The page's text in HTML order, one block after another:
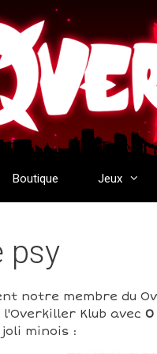
Boutique Jeux
psy
notre membre du
Klub avec 0
minois :